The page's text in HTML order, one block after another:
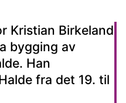
Kristian Birkeland
bygging av
Han
fra det 19. til